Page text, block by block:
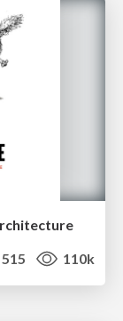
515 110k